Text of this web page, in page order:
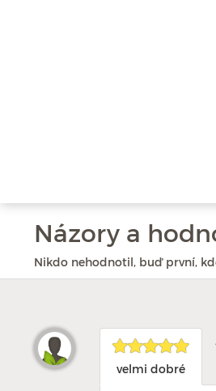
Názory a
Nikdo nehodnotil, buď první,
velmi dobré